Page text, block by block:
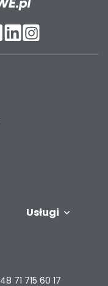
Usługi
71 715 60 17